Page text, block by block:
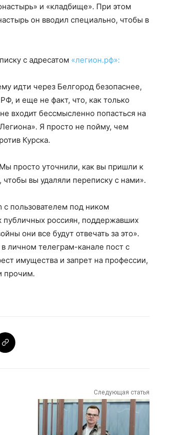
и «кладбище». При этом
он вводил специально, чтобы в
с адресатом «легион.рф»:
идти через Белгород безопаснее,
и еще не факт, что, как только
входит бессмысленно попасться на
Я просто не пойму, чем
Курска.
просто уточнили, как вы пришли к
вы удаляли переписку с нами».
с пользователем под ником
публичных россиян, поддержавших
они все будут отвечать за это».
личном телеграм-канале пост с
имущества и запрет на профессии,
прочим.
Следующая статья